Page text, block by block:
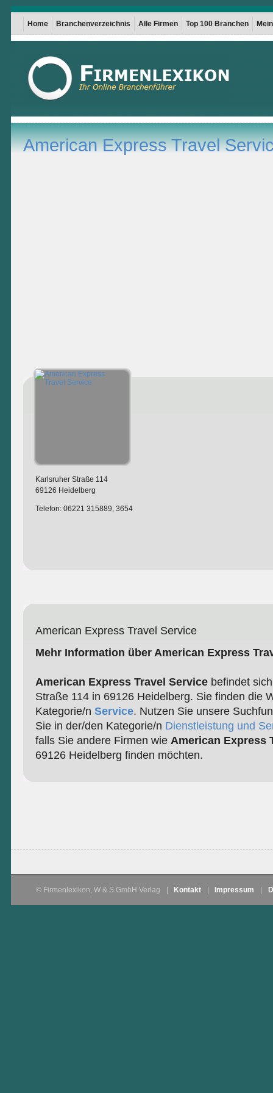
Home Branchenverzeichnis Alle Firmen Top 100 Branchen
American Express Travel
Karlsruher Straße 114
69126 Heidelberg
Telefon: 06221 315889, 3654
American Express Travel Service
Mehr Information über American Express
American Express Travel Servicebefindet
Straße 114 in 69126 Heidelberg. Sie finden die
Kategorie/n Service. Nutzen Sie unsere
Sie in der/den Kategorie/n Dienstleistung und
falls Sie andere Firmen wie American Express
69126 Heidelberg finden möchten.
© Firmenlexikon, W & S GmbH Verlag Kontakt Impressum